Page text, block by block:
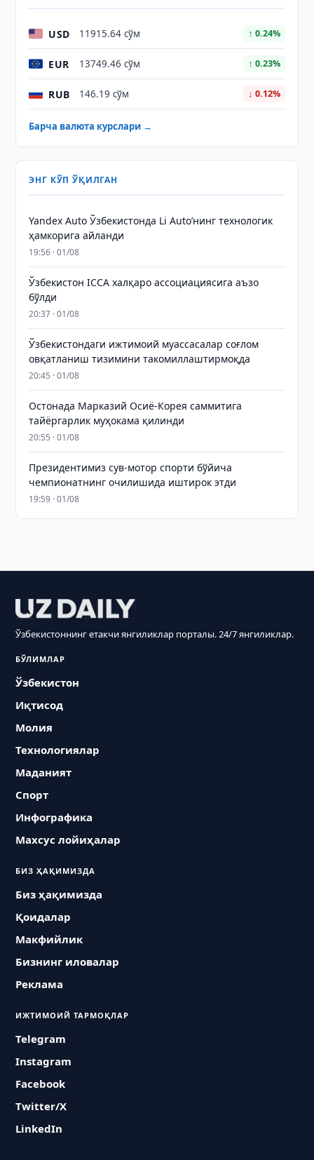
USD 11915.64 сўм ↑ 0.24%
EUR 13749.46 сўм ↑ 0.23%
RUB 146.19 сўм ↓ 0.12%
Барча валюта курслари →
ЭНГ КЎП ЎҚИЛГАН
Yandex Auto Ўзбекистонда Li Auto’нинг технологик
ҳамкорига айланди
19:56 · 01/08
Ўзбекистон ICCA халқаро ассоциациясига аъзо
бўлди
20:37 · 01/08
Ўзбекистондаги ижтимоий муассасалар соғлом
овқатланиш тизимини такомиллаштирмоқда
20:45 · 01/08
Остонада Марказий Осиё-Корея саммитига
тайёргарлик муҳокама қилинди
20:55 · 01/08
Президентимиз сув-мотор спорти бўйича
чемпионатнинг очилишида иштирок этди
19:59 · 01/08
Ўзбекистоннинг етакчи янгиликлар порталы. 24/7 янгиликлар.
БЎЛИМЛАР
Ўзбекистон
Иқтисод
Молия
Технологиялар
Маданият
Спорт
Инфографика
Махсус лойиҳалар
БИЗ ҲАҚИМИЗДА
Биз ҳақимизда
Қоидалар
Макфийлик
Бизнинг иловалар
Реклама
ИЖТИМОИЙ ТАРМОҚЛАР
Telegram
Instagram
Facebook
Twitter/X
LinkedIn